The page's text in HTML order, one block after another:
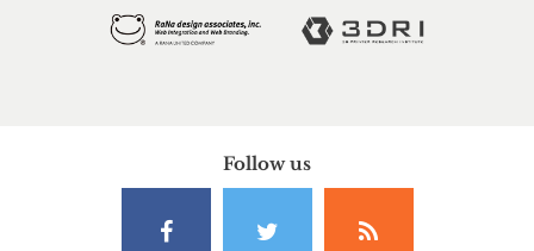
Follow us